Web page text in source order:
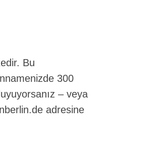
Bu
300
– veya
adresine